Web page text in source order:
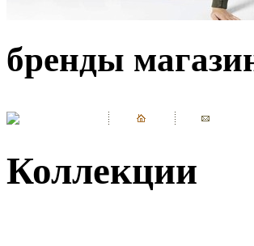
бренды
Коллекции